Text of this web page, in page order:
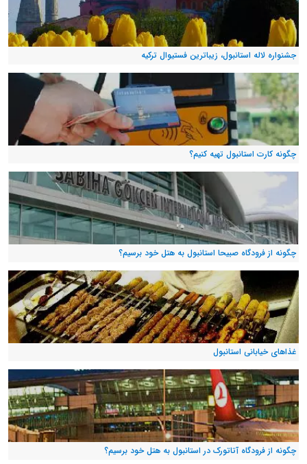
جشنواره لاله استانبول، زیباترین فستیوال ترکیه
چگونه کارت استانبول تهیه کنیم؟
چگونه از فرودگاه صبیحا استانبول به هتل خود برسیم؟
غذاهای خیابانی استانبول
چگونه از فرودگاه آتاتورک در استانبول به هتل خود برسیم؟